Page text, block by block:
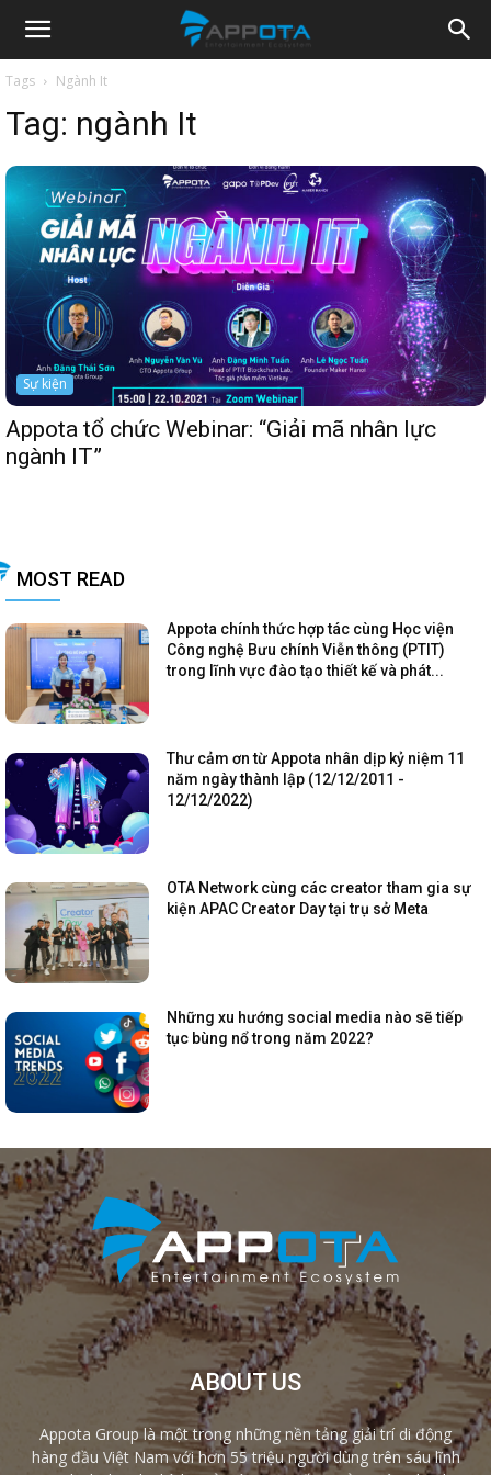
Appota
News
Tags Ngành It
Tag: ngành It
Sự kiện
Appota tổ chức Webinar: “Giải mã nhân lực
ngành IT”
MOST READ
Appota chính thức hợp tác cùng Học viện
Công nghệ Bưu chính Viễn thông (PTIT)
trong lĩnh vực đào tạo thiết kế và phát...
Thư cảm ơn từ Appota nhân dịp kỷ niệm 11
năm ngày thành lập (12/12/2011 -
12/12/2022)
OTA Network cùng các creator tham gia sự
kiện APAC Creator Day tại trụ sở Meta
Những xu hướng social media nào sẽ tiếp
tục bùng nổ trong năm 2022?
ABOUT US
Appota Group là một trong những nền tảng giải trí di động
hàng đầu Việt Nam với hơn 55 triệu người dùng trên sáu lĩnh